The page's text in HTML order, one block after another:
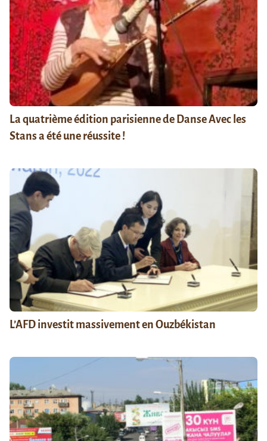
La quatrième édition parisienne de Danse Avec les
Stans a été une réussite !
L’AFD investit massivement en Ouzbékistan